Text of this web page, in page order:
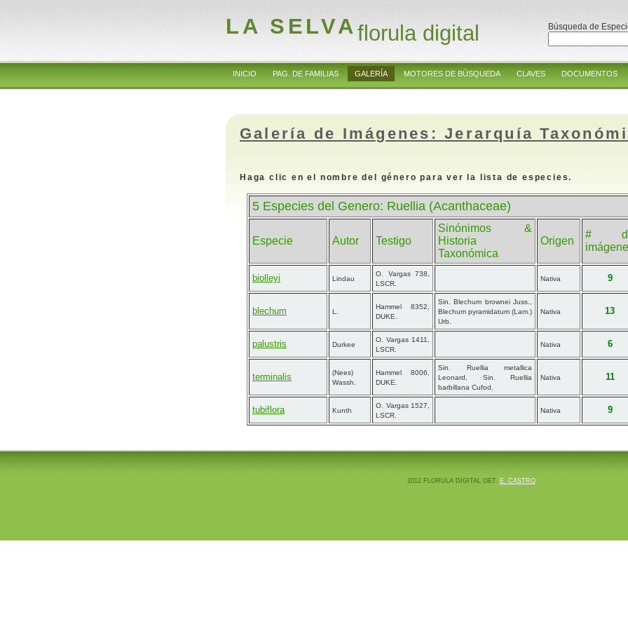
LA SELVAflorula digital Búsqueda de
INICIO PAG. DE FAMILIAS GALERÍA MOTORES DE BÚSQUEDA CLAVES DOCUMENTOS
Galería de Imágenes: Jerarquía
Haga clic en el nombre del género para ver la lista de especies.
5 Especies del Genero: Ruellia (Acanthaceae)
Especie Autor Testigo
Sinónimos &
Historia
Taxonómica
Origen
#
biolleyi Lindau
O. Vargas 738,
LSCR.
Nativa 9
blechum L.
Hammel 8352,
DUKE.
Sin. Blechum brownei Juss.,
Blechum pyramidatum (Lam.)
Urb.
Nativa 13
palustris Durkee
O. Vargas 1411,
LSCR.
Nativa 6
terminalis
(Nees)
Wassh.
Hammel 8006,
DUKE.
Sin. Ruellia metallica
Leonard, Sin. Ruellia
barbillana Cufod.
Nativa 11
tubiflora Kunth
O. Vargas 1527,
LSCR.
Nativa 9
2012 FLORULA DIGITAL OET. E. CASTRO